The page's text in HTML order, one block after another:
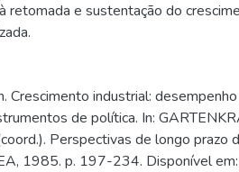
retomada e sustentação do
Crescimento industrial:
de política. In:
Perspectivas de longo prazo
1985. p. 197-234. Disponível em: